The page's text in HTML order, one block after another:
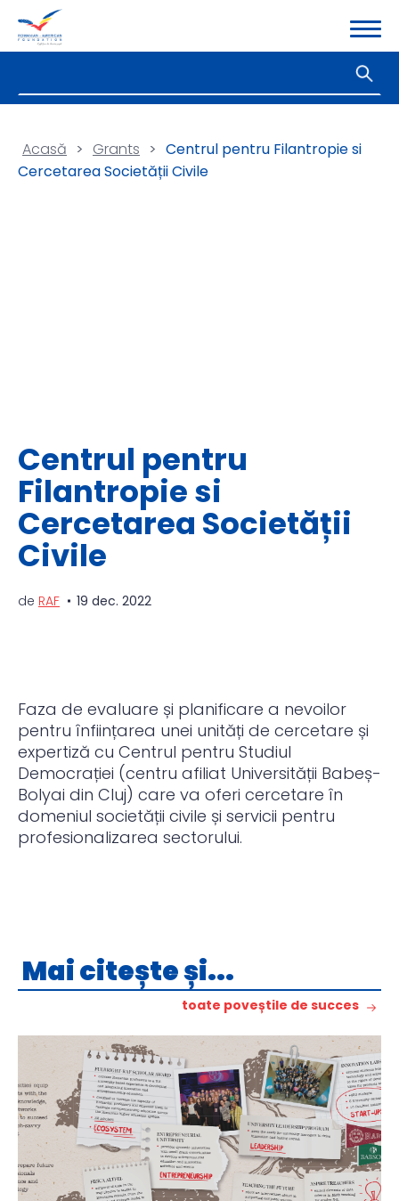
Acasă > Grants > Centrul pentru Filantropie si
Cercetarea Societății Civile
Centrul pentru
Filantropie si
Cercetarea Societății
Civile
de RAF 19 dec. 2022
Faza de evaluare și planificare a nevoilor
pentru înființarea unei unități de cercetare și
expertiză cu Centrul pentru Studiul
Democrației (centru afiliat Universității Babeș-
Bolyai din Cluj) care va oferi cercetare în
domeniul societății civile și servicii pentru
profesionalizarea sectorului.
Mai citește și...
toate poveștile de succes